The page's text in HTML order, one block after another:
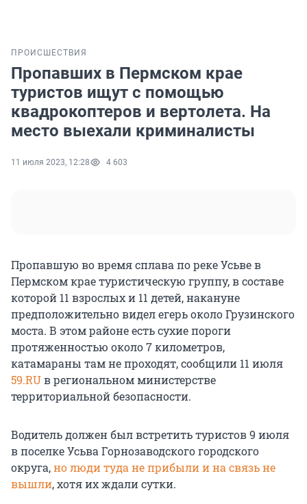
ПРОИСШЕСТВИЯ
Пропавших в Пермском крае
туристов ищут с помощью
квадрокоптеров и вертолета. На
место выехали криминалисты
11 июля 2023, 12:28 4 603
Пропавшую во время сплава по реке Усьве в
Пермском крае туристическую группу, в составе
которой 11 взрослых и 11 детей, накануне
предположительно видел егерь около Грузинского
моста. В этом районе есть сухие пороги
протяженностью около 7 километров,
катамараны там не проходят, сообщили 11 июля
59.RUв региональном министерстве
территориальной безопасности.
Водитель должен был встретить туристов 9 июля
в поселке Усьва Горнозаводского городского
округа,но люди туда не прибыли и на связь не
вышли, хотя их ждали сутки.